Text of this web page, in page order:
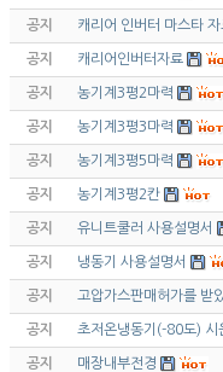
공지 캐리어 인버터 마스타 자
공지 캐리어인버터자료
공지 농기계3평2마력
공지 농기계3평3마력
공지 농기계3평5마력
공지 농기계3평2칸
공지 유니트쿨러 사용설명서
공지 냉동기 사용설명서
공지 고압가스판매허가를 받
공지 초저온냉동기(-80도) 시
공지 매장내부전경